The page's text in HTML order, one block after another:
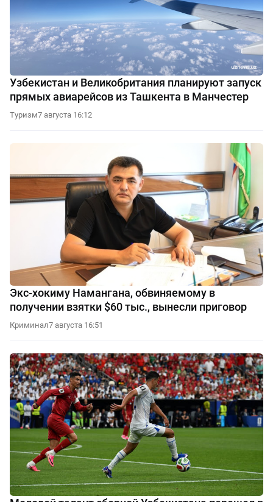
Узбекистан и Великобритания планируют запуск
прямых авиарейсов из Ташкента в Манчестер
Туризм7 августа 16:12
Экс-хокиму Намангана, обвиняемому в
получении взятки $60 тыс., вынесли приговор
Криминал7 августа 16:51